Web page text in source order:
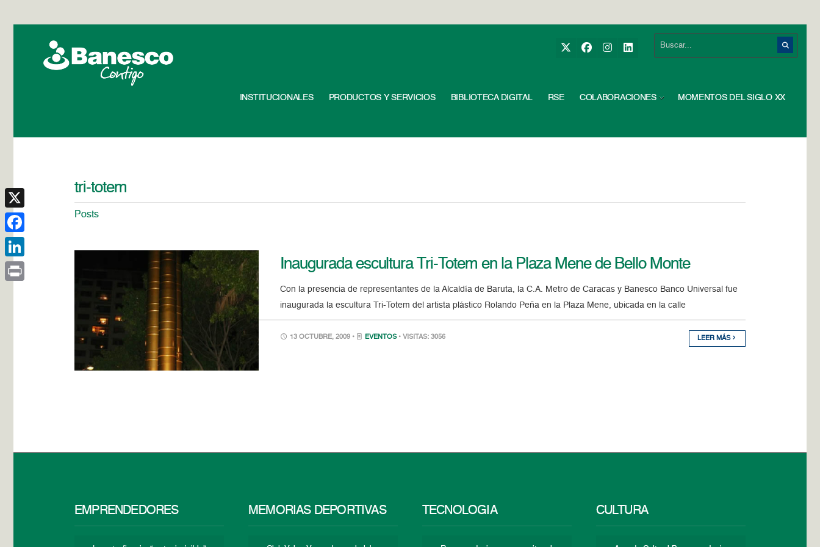
INSTITUCIONALES PRODUCTOS Y SERVICIOS BIBLIOTECA DIGITAL RSE COLABORACIONES MOMENTOS DEL SIGLO XX
tri-totem
Posts
Inaugurada escultura Tri-Totem en la Plaza Mene de Bello Monte
Con la presencia de representantes de la Alcaldía de Baruta, la C.A. Metro de Caracas y Banesco Banco Universal fue
inaugurada la escultura Tri-Totem del artista plástico Rolando Peña en la Plaza Mene, ubicada en la calle
13 OCTUBRE, 2009 • EVENTOS • VISITAS: 3056 LEER MÁS
EMPRENDEDORES MEMORIAS DEPORTIVAS TECNOLOGÍA CULTURA
X
Facebook
LinkedIn